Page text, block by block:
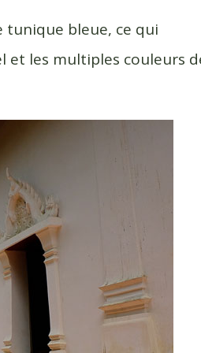
tunique bleue, ce qui
et les multiples couleurs